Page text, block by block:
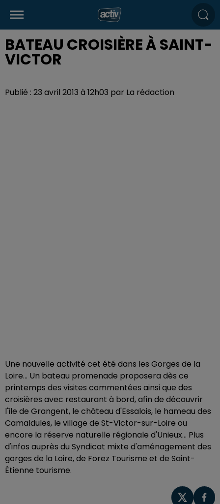
BATEAU CROISIÈRE À SAINT-
VICTOR
Publié : 23 avril 2013 à 12h03 par La rédaction
Une nouvelle activité cet été dans les Gorges de la
Loire... Un bateau promenade proposera dès ce
printemps des visites commentées ainsi que des
croisières avec restaurant à bord, afin de découvrir
l'île de Grangent, le château d'Essalois, le hameau des
Camaldules, le village de St-Victor-sur-Loire ou
encore la réserve naturelle régionale d'Unieux... Plus
d'infos auprès du Syndicat mixte d'aménagement des
gorges de la Loire, de Forez Tourisme et de Saint-
Étienne tourisme.